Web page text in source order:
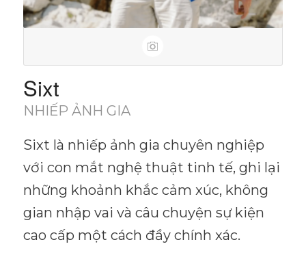
Sixt
NHIẾP ẢNH GIA
Sixt là nhiếp ảnh gia chuyên nghiệp
với con mắt nghệ thuật tinh tế, ghi lại
những khoảnh khắc cảm xúc, không
gian nhập vai và câu chuyện sự kiện
cao cấp một cách đầy chính xác.